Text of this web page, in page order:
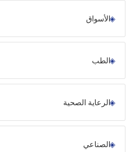
الأسواق
الطب
الرعاية الصحية
الصناعي